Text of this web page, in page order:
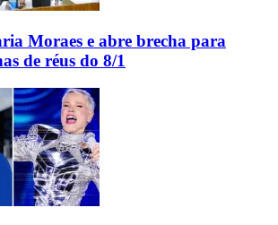
Moraes e abre brecha para
de réus do 8/1